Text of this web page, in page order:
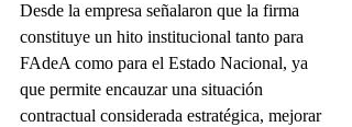
Desde la empresa señalaron que la firma
constituye un hito institucional tanto para
FAdeA como para el Estado Nacional, ya
que permite encauzar una situación
contractual considerada estratégica, mejorar